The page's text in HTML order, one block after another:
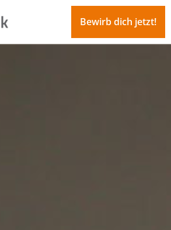
Bewirb dich jetzt!